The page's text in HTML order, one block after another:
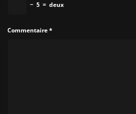
− 5 = deux
Commentaire*